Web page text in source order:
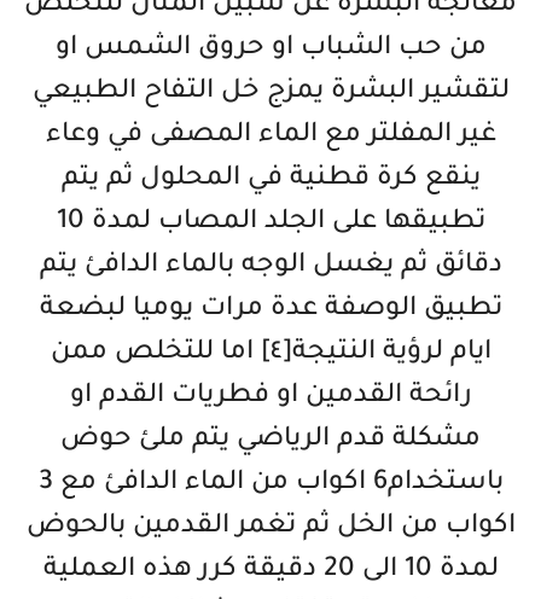
معالجة البشرة عل سبيل المثال للتخلص
من حب الشباب او حروق الشمس او
لتقشير البشرة يمزج خل التفاح الطبيعي
غير المفلتر مع الماء المصفى في وعاء
ينقع كرة قطنية في المحلول ثم يتم
تطبيقها على الجلد المصاب لمدة 10
دقائق ثم يغسل الوجه بالماء الدافئ يتم
تطبيق الوصفة عدة مرات يوميا لبضعة
ايام لرؤية النتيجة[٤] اما للتخلص ممن
رائحة القدمين او فطريات القدم او
مشكلة قدم الرياضي يتم ملئ حوض
باستخدام6 اكواب من الماء الدافئ مع 3
اكواب من الخل ثم تغمر القدمين بالحوض
لمدة 10 الى 20 دقيقة كرر هذه العملية